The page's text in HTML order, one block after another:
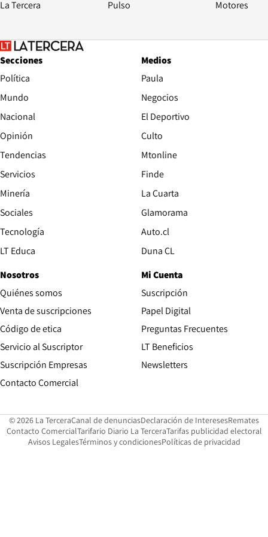
La Tercera Pulso Motores
Secciones
Política
Mundo
Nacional
Opinión
Tendencias
Servicios
Minería
Sociales
Tecnología
LT Educa
Medios
Paula
Negocios
El Deportivo
Culto
Mtonline
Finde
La Cuarta
Glamorama
Auto.clOpens in new window
Duna CLOpens in new window
Nosotros
Quiénes somos
Venta de suscripciones
Código de etica Opens in new window
Servicio al Suscriptor
Suscripción Empresas
Contacto ComercialOpens in new window
Mi Cuenta
Suscripción
Papel DigitalOpens in new
Preguntas Frecuentes
LT Beneficios
Newsletters
© 2026 La TerceraCanal de denunciasOpens in new window
Declaración de InteresesOpens in
Remates
Contacto ComercialOpens in new window
Tarifario Diario La TerceraOpens in new window
Tarifas publicidad electoral
Avisos LegalesOpens in new window
Términos y condicionesPolíticas de privacidad